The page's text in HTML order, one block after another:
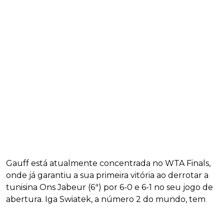
Gauff está atualmente concentrada no WTA Finals,
onde já garantiu a sua primeira vitória ao derrotar a
tunisina Ons Jabeur (6ª) por 6-0 e 6-1 no seu jogo de
abertura. Iga Swiatek, a número 2 do mundo, tem